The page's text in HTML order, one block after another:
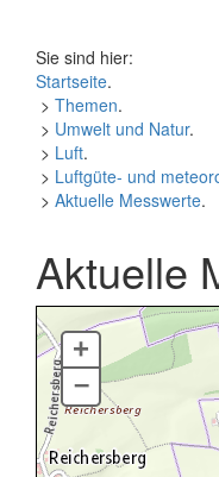
Sie sind hier:
Startseite.
> Themen.
> Umwelt und Natur.
> Luft.
> Luftgüte- und
> Aktuelle Messwerte.
Aktuelle
+
–